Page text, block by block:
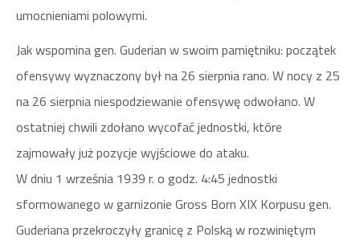
umocnieniami polowymi.
Jak wspomina gen. Guderian w swoim pamiętniku: początek
ofensywy wyznaczony był na 26 sierpnia rano. W nocy z 25
na 26 sierpnia niespodziewanie ofensywę odwołano. W
ostatniej chwili zdołano wycofać jednostki, które
zajmowały już pozycje wyjściowe do ataku.
W dniu 1 września 1939 r. o godz. 4:45 jednostki
sformowanego w garnizonie Gross Born XIX Korpusu gen.
Guderiana przekroczyły granicę z Polską w rozwiniętym